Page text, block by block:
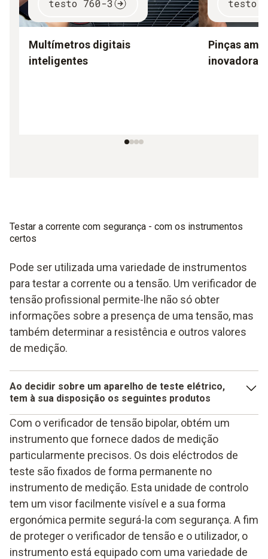
testo 760-3
Multímetros digitais
inteligentes
testo
Pinças
inovadoras
Testar a corrente com segurança - com os instrumentos
certos
Pode ser utilizada uma variedade de instrumentos
para testar a corrente ou a tensão. Um verificador de
tensão profissional permite-lhe não só obter
informações sobre a presença de uma tensão, mas
também determinar a resistência e outros valores
de medição.
Ao decidir sobre um aparelho de teste elétrico,
tem à sua disposição os seguintes produtos
o verificador de tensão monopolar, que é semelhante a
uma chave de fendas,
o testador de fase bipolar, que está equipado com duas
pontas de medição ligadas entre si por fios,
a pinça amperimétrica como um testador de fase sem
Com o verificador de tensão bipolar, obtém um
instrumento que fornece dados de medição
particularmente precisos. Os dois eléctrodos de
teste são fixados de forma permanente no
instrumento de medição. Esta unidade de controlo
tem um visor facilmente visível e a sua forma
ergonómica permite segurá-la com segurança. A fim
de proteger o verificador de tensão e o utilizador, o
instrumento está equipado com uma variedade de